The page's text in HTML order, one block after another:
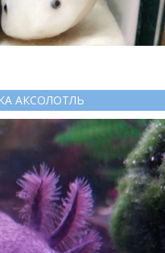
АКСОЛОТЛЬ